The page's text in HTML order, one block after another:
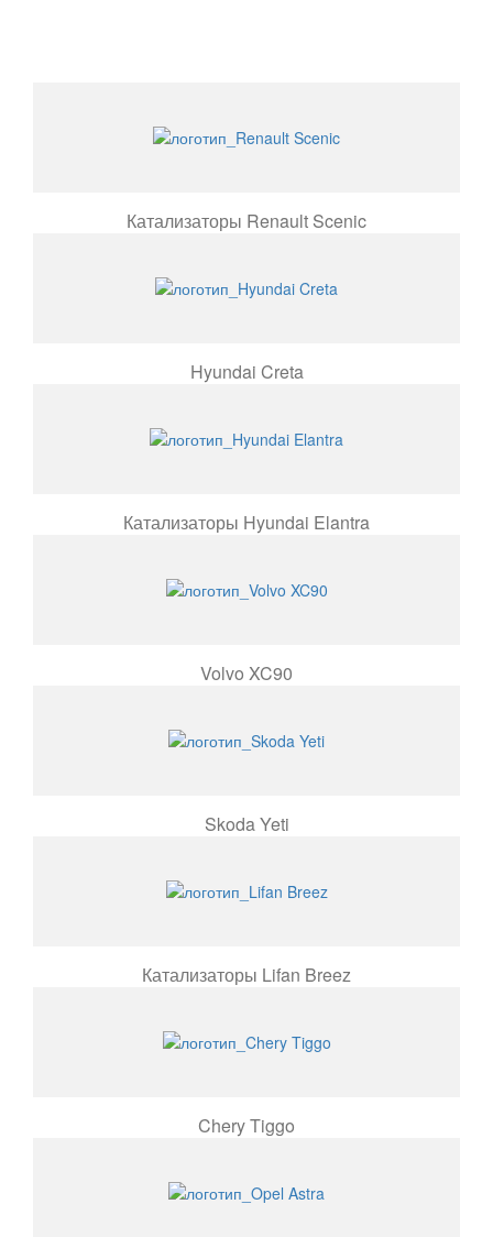
Катализаторы Renault Scenic
Hyundai Creta
Катализаторы Hyundai Elantra
Volvo XC90
Skoda Yeti
Катализаторы Lifan Breez
Chery Tiggo